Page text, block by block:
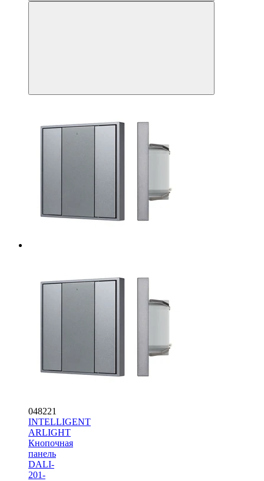
048221
INTELLIGENT
ARLIGHT
Кнопочная
панель
DALI-
201-